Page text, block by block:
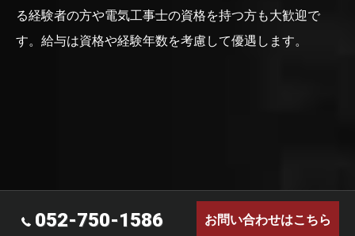
る経験者の方や電気工事士の資格を持つ方も大歓迎で
す。給与は資格や経験年数を考慮して優遇します。
052-750-1586 お問い合わせはこちら